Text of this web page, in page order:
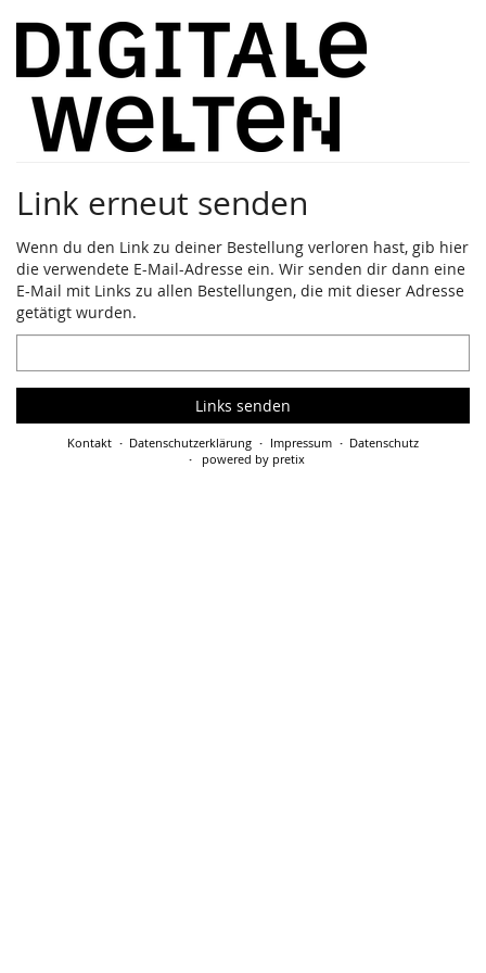
Zum
Haupt-
Inhalt
springen
Link erneut senden
Wenn du den Link zu deiner Bestellung verloren hast, gib hier
die verwendete E-Mail-Adresse ein. Wir senden dir dann eine
E-Mail mit Links zu allen Bestellungen, die mit dieser Adresse
getätigt wurden.
Mail
Links senden
Kontakt Datenschutzerklärung Impressum
Datenschutz
powered by pretix